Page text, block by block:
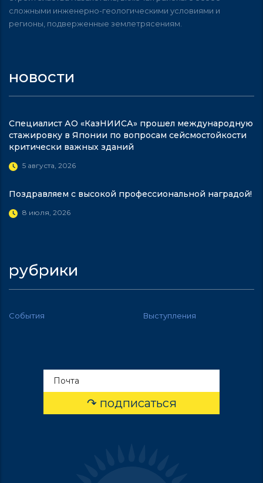
сложными инженерно-геологическими условиями и
регионы, подверженные землетрясениям.
новости
Специалист АО «КазНИИСА» прошел международную
стажировку в Японии по вопросам сейсмостойкости
критически важных зданий
5 августа, 2026
Поздравляем с высокой профессиональной наградой!
8 июля, 2026
рубрики
События Выступления